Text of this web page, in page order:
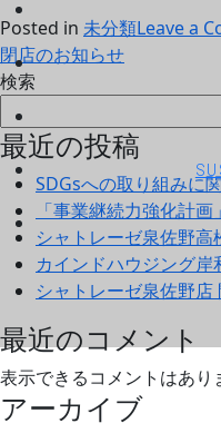
Posted in 未分類Leave a
閉店のお知らせ
検索
最近の投稿
SDGsへの取り組みに
「事業継続力強化計
シャトレーゼ泉佐野
カインドハウジング
シャトレーゼ泉佐野店
最近のコメント
表示できるコメントはあり
アーカイブ